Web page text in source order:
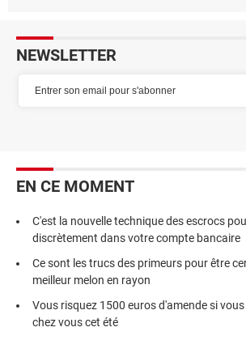
NEWSLETTER
EN CE MOMENT
C'est la nouvelle technique des escrocs
discrètement dans votre compte bancaire
Ce sont les trucs des primeurs pour être
meilleur melon en rayon
Vous risquez 1500 euros d'amende si
chez vous cet été